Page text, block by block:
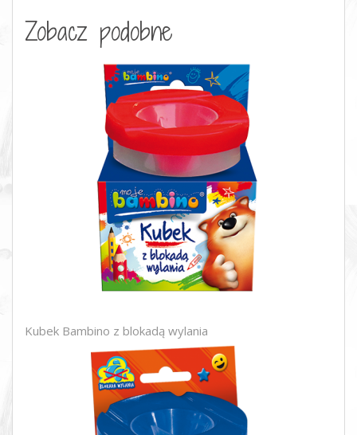
Zobacz podobne
Kubek Bambino z blokadą wylania